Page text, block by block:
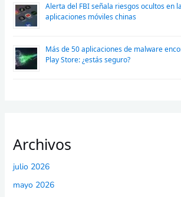
Alerta del FBI señala riesgos ocultos en
aplicaciones móviles chinas
Más de 50 aplicaciones de malware
Play Store: ¿estás seguro?
Archivos
julio 2026
mayo 2026